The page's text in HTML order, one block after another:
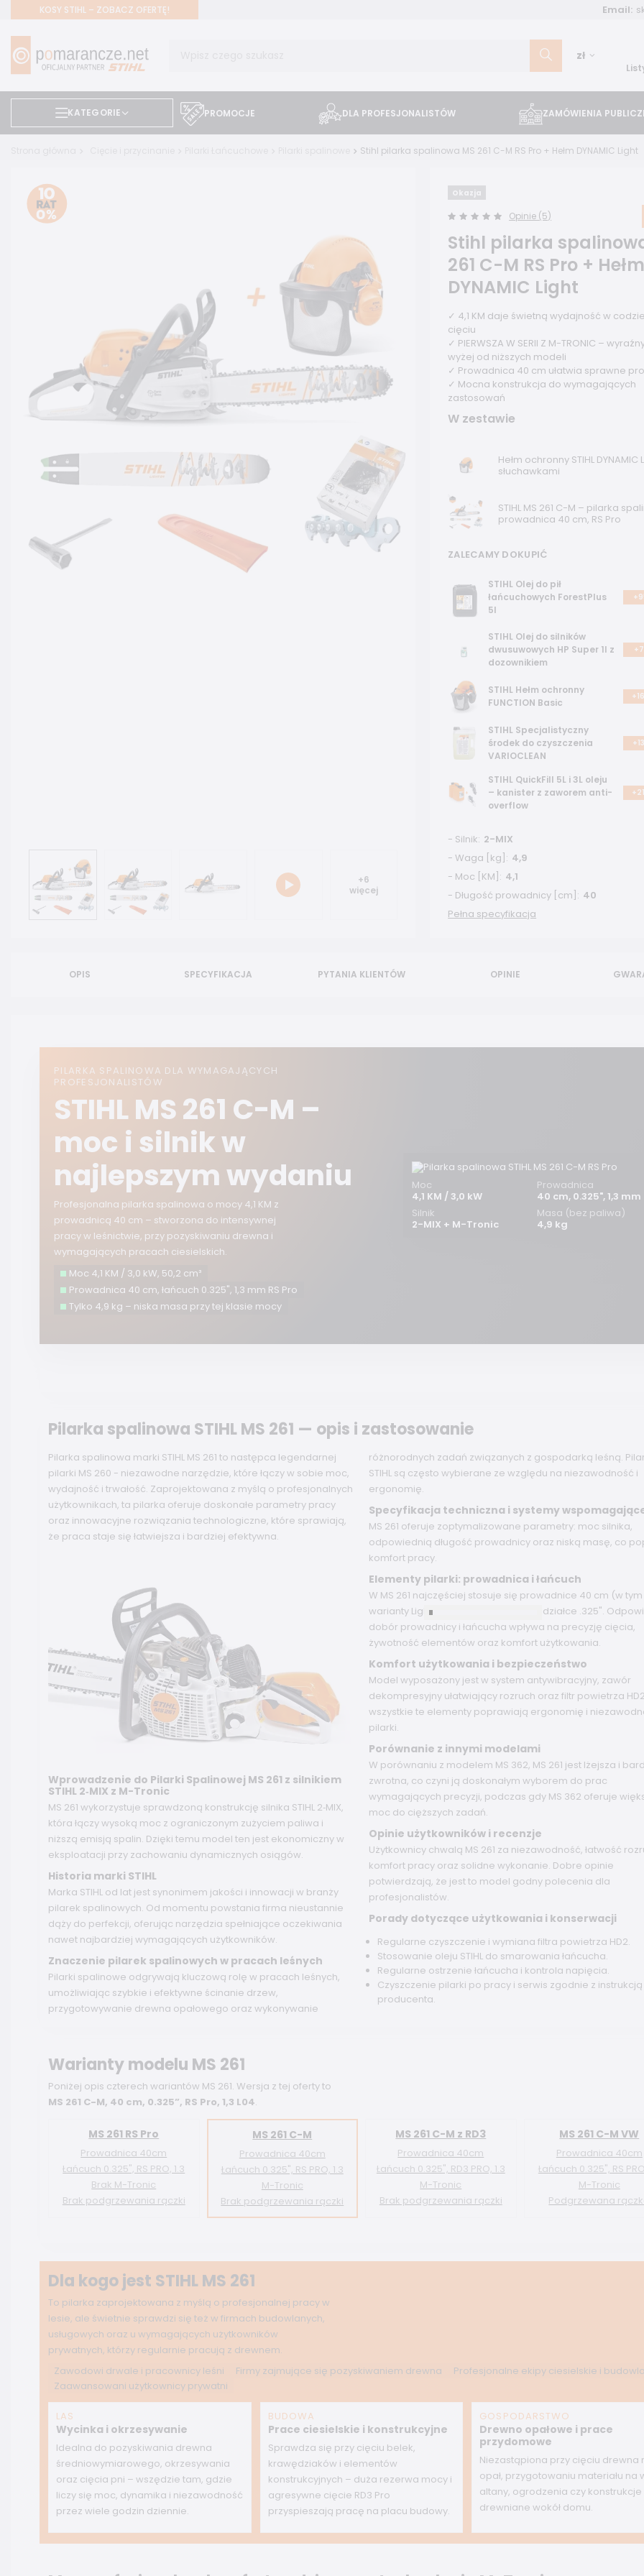
KOSY STIHL – ZOBACZ OFERTĘ! Email:
zł
KATEGORIE PROMOCJE DLA PROFESJONALISTÓW ZAMÓWIENIA
Stihl pilarka spalinowa MS 261 C-M RS Pro + Hełm DYNAMIC Light
+6
więcej
Okazja
Opinie (5)
Stihl pilarka
261 C-M RS Pro + Hełm
DYNAMIC Light
✓ 4,1 KM daje świetną wydajność w
cięciu
✓ PIERWSZA W SERII Z M-TRONIC –
wyżej od niższych modeli
✓ Prowadnica 40 cm ułatwia sprawne
✓ Mocna konstrukcja do wymagających
zastosowań
W zestawie
Hełm ochronny STIHL DYNAMIC
słuchawkami
STIHL MS 261 C-M – pilarka
prowadnica 40 cm, RS Pro
ZALECAMY DOKUPIĆ
STIHL Olej do pił
łańcuchowych ForestPlus
5l
STIHL Olej do silników
dwusuwowych HP Super 1l z
dozownikiem
STIHL Hełm ochronny
FUNCTION Basic
STIHL Specjalistyczny
środek do czyszczenia
VARIOCLEAN
STIHL QuickFill 5L i 3L oleju
– kanister z zaworem anti-
overflow
- Silnik 2-MIX
- Waga [kg]
4,9
- Moc [KM]
4,1
- Długość prowadnicy [cm]
40
Pełna specyfikacja
OPIS SPECYFIKACJA PYTANIA KLIENTÓW OPINIE
PILARKA SPALINOWA DLA WYMAGAJĄCYCH
PROFESJONALISTÓW
STIHL MS 261 C-M –
moc i silnik w
najlepszym wydaniu
Profesjonalna pilarka spalinowa o mocy 4,1 KM z
prowadnicą 40 cm – stworzona do intensywnej
pracy w leśnictwie, przy pozyskiwaniu drewna i
wymagających pracach ciesielskich.
Moc 4,1 KM / 3,0 kW, 50,2 cm³
Prowadnica 40 cm, łańcuch 0.325", 1,3 mm RS Pro
Tylko 4,9 kg – niska masa przy tej klasie mocy
Moc
4,1 KM / 3,0 kW
Prowadnica
40 cm, 0.325", 1,3 mm
Silnik
2-MIX + M-Tronic
Masa (bez paliwa)
4,9 kg
Pilarka spalinowa STIHL MS 261 — opis i zastosowanie
Pilarka spalinowa marki STIHL MS 261 to następca legendarnej
pilarki MS 260 - niezawodne narzędzie, które łączy w sobie moc,
wydajność i trwałość. Zaprojektowana z myślą o profesjonalnych
użytkownikach, ta pilarka oferuje doskonałe parametry pracy
oraz innowacyjne rozwiązania technologiczne, które sprawiają,
że praca staje się łatwiejsza i bardziej efektywna.
Wprowadzenie do Pilarki Spalinowej MS 261 z silnikiem
STIHL 2‑MIX z M-Tronic
MS 261 wykorzystuje sprawdzoną konstrukcję silnika STIHL 2‑MIX,
która łączy wysoką moc z ograniczonym zużyciem paliwa i
niższą emisją spalin. Dzięki temu model ten jest ekonomiczny w
eksploatacji przy zachowaniu dynamicznych osiągów.
Historia marki STIHL
Marka STIHL od lat jest synonimem jakości i innowacji w branży
pilarek spalinowych. Od momentu powstania firma nieustannie
dąży do perfekcji, oferując narzędzia spełniające oczekiwania
nawet najbardziej wymagających użytkowników.
Znaczenie pilarek spalinowych w pracach leśnych
Pilarki spalinowe odgrywają kluczową rolę w pracach leśnych,
umożliwiając szybkie i efektywne ścinanie drzew,
przygotowywanie drewna opałowego oraz wykonywanie
różnorodnych zadań związanych z gospodarką leśną.
STIHL są często wybierane ze względu na niezawodność i
ergonomię.
Specyfikacja techniczna i systemy
MS 261 oferuje zoptymalizowane parametry: moc silnika,
odpowiednią długość prowadnicy oraz niską masę, co
komfort pracy.
Elementy pilarki: prowadnica i łańcuch
W MS 261 najczęściej stosuje się prowadnice 40 cm (w tym
warianty Light 04) oraz łańcuchy o podziałce .325".
dobór prowadnicy i łańcucha wpływa na precyzję cięcia,
żywotność elementów oraz komfort użytkowania.
Komfort użytkowania i bezpieczeństwo
Model wyposażony jest w system antywibracyjny, zawór
dekompresyjny ułatwiający rozruch oraz filtr powietrza
wszystkie te elementy poprawiają ergonomię i
pilarki.
Porównanie z innymi modelami
W porównaniu z modelem MS 362, MS 261 jest lżejsza i
zwrotna, co czyni ją doskonałym wyborem do prac
wymagających precyzji, podczas gdy MS 362 oferuje
moc do cięższych zadań.
Opinie użytkowników i recenzje
Użytkownicy chwalą MS 261 za niezawodność, łatwość
komfort pracy oraz solidne wykonanie. Dobre opinie
potwierdzają, że jest to model godny polecenia dla
profesjonalistów.
Porady dotyczące użytkowania i konserwacji
Regularne czyszczenie i wymiana filtra powietrza HD2.
Stosowanie oleju STIHL do smarowania łańcucha.
Regularne ostrzenie łańcucha i kontrola napięcia.
Czyszczenie pilarki po pracy i serwis zgodnie z instrukcją
producenta.
Warianty modelu MS 261
Poniżej opis czterech wariantów MS 261. Wersja z tej oferty to
MS 261 C-M, 40 cm, 0.325”, RS Pro, 1,3 L04.
MS 261 RS Pro
Prowadnica 40cm
Łańcuch 0.325", RS PRO, 1.3
Brak M-Tronic
Brak podgrzewania rączki
MS 261 C-M
Prowadnica 40cm
Łańcuch 0.325", RS PRO, 1.3
M-Tronic
Brak podgrzewania rączki
MS 261 C-M z RD3
Prowadnica 40cm
Łańcuch 0.325", RD3 PRO, 1.3
M-Tronic
Brak podgrzewania rączki
MS 261 C-M VW
Prowadnica 40cm
Łańcuch 0.325", RS
M-Tronic
Podgrzewana
Dla kogo jest STIHL MS 261
To pilarka zaprojektowana z myślą o profesjonalnej pracy w
lesie, ale świetnie sprawdzi się też w firmach budowlanych,
usługowych oraz u wymagających użytkowników
prywatnych, którzy regularnie pracują z drewnem.
Zawodowi drwale i pracownicy leśni
Firmy zajmujące się pozyskiwaniem drewna
Profesjonalne ekipy ciesielskie i
Zaawansowani użytkownicy prywatni
LAS
Wycinka i okrzesywanie
Idealna do pozyskiwania drewna
średniowymiarowego, okrzesywania
oraz cięcia pni – wszędzie tam, gdzie
liczy się moc, dynamika i niezawodność
przez wiele godzin dziennie.
BUDOWA
Prace ciesielskie i konstrukcyjne
Sprawdza się przy cięciu belek,
krawędziaków i elementów
konstrukcyjnych – duża rezerwa mocy i
agresywne cięcie RD3 Pro
przyspieszają pracę na placu budowy.
GOSPODARSTWO
Drewno opałowe i prace
przydomowe
Niezastąpiona przy cięciu drewna
opał, przygotowaniu materiału na
altany, ogrodzenia czy konstrukcje
drewniane wokół domu.